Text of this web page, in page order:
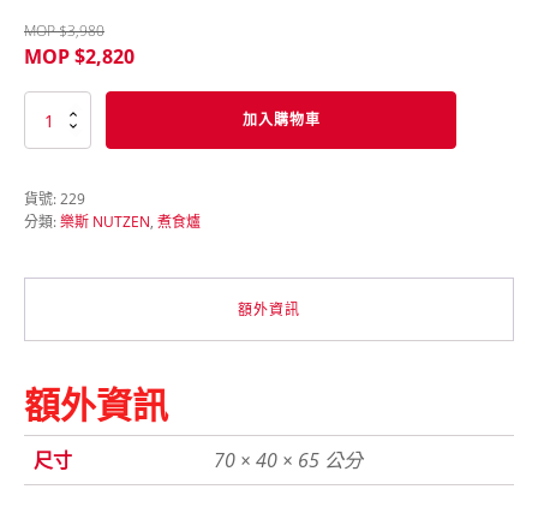
MOP $3,980
MOP $2,820
NUTZEN
頭
電
量
加入購物車
貨號:229
分類:樂斯 NUTZEN, 煮食爐
額外資訊
額外資訊
尺寸 70 × 40 × 65 公分